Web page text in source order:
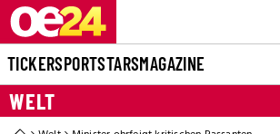
TICKERSPORTSTARSMAGAZINE
WELT